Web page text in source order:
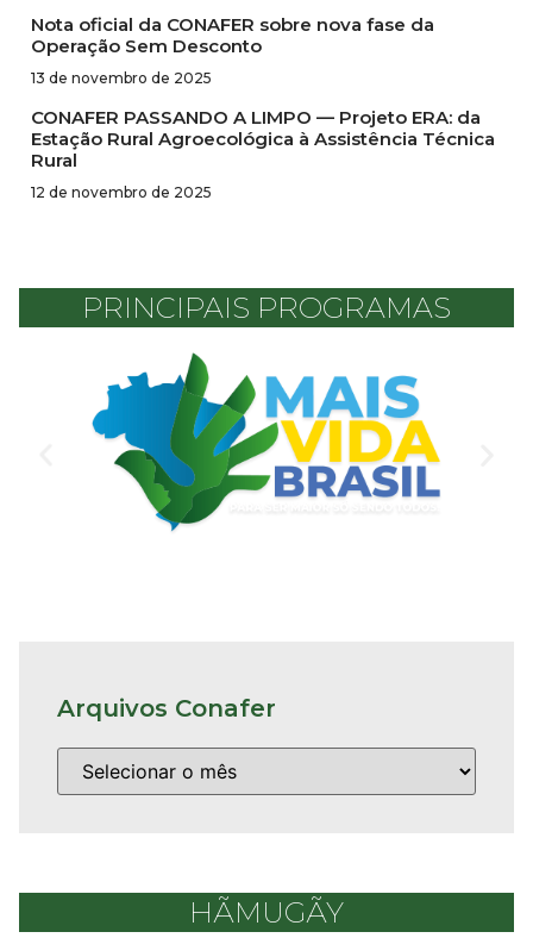
Nota oficial da CONAFER sobre nova fase da
Operação Sem Desconto
13 de novembro de 2025
CONAFER PASSANDO A LIMPO — Projeto ERA: da
Estação Rural Agroecológica à Assistência Técnica
Rural
12 de novembro de 2025
PRINCIPAIS PROGRAMAS
Arquivos Conafer
HÃMUGÃY